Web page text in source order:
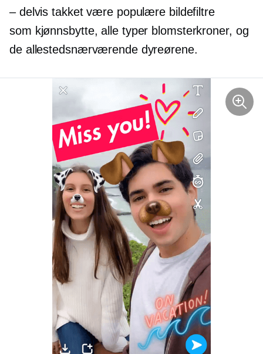
– delvis takket være populære bildefiltre
som kjønnsbytte, alle typer blomsterkroner, og
de allestedsnærværende dyreørene.